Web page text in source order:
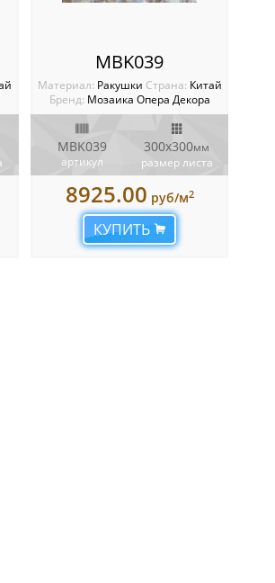
MBK039
Материал: Ракушки Cтрана: Китай
Бренд: Мозаика Опера Декора
MBK039
артикул
300х300мм
размер листа
8925.00 руб/м2
КУПИТЬ